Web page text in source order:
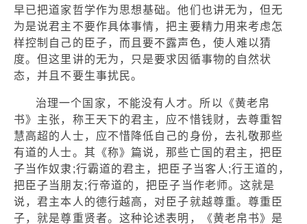
早已把道家哲学作为思想基础。他们也讲无为，但无
为是说君主不要作具体事情，把主要精力用来考虑怎
样控制自己的臣子，而且要不露声色，使人难以猜
度。但这里讲的无为，只是要求因循事物的自然状
态，并且不要生事扰民。
治理一个国家，不能没有人才。所以《黄老帛
书》主张，称王天下的君主，应不惜钱财，去尊重智
慧高超的人士，应不惜降低自己的身份，去礼敬那些
有道的人士。其《称》篇说，那些亡国的君主，把臣
子当作奴隶;行霸道的君主，把臣子当客人;行王道的，
把臣子当朋友;行帝道的，把臣子当作老师。这就是
说，君主本人的德行越高，对臣子就越尊重。尊重臣
子，就是尊重贤者。这种论述表明，《黄老帛书》是